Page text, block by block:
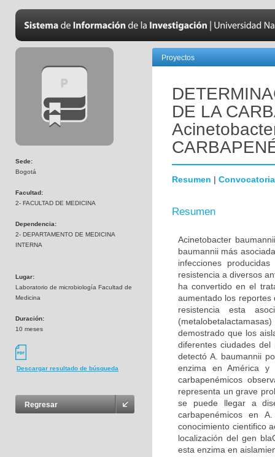
Sede:
Bogotá
Facultad:
2- FACULTAD DE MEDICINA
Dependencia:
2- DEPARTAMENTO DE MEDICINA
INTERNA
Lugar:
Laboratorio de microbiología Facultad de
Medicina
Duración:
10 meses
Descargar resultado de búsqueda
Regresar
Proyectos
DE LA
Resumen | Convocatoria
Resumen
Acinetobacter
baumannii más
infecciones
resistencia a diversos
ha convertido en el
aumentado los reportes
resistencia esta
demostrado que los
diferentes ciudades
detectó A. baumannii
enzima en América
carbapenémicos
representa un grave
se puede llegar a
carbapenémicos en
conocimiento cientifico
localización del gen
esta enzima en